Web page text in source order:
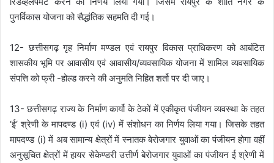
पुनर्विकास योजना को सैद्धांतिक सहमति दी गई।
12- छत्तीसगढ़ गृह निर्माण मण्डल एवं रायपुर विकास प्राधिकरण को आबंटित
शासकीय भूमि पर आवासीय एवं आवासीय/व्यवसायिक योजना में शामिल व्यवसायिक
संपत्ति को फ्री -होल्ड करने की अनुमति निहित शर्तो पर दी जाए।
13- छत्तीसगढ़ राज्य के निर्माण कार्यो के ठेकों में एकीकृत पंजीयन व्यवस्था के तहत
‘ई‘ श्रेणी के मापदण्ड (i) एवं (iv) में संशोधन का निर्णय लिया गया। जिसके तहत
मापदण्ड (i) में अब सामान्य क्षेत्रों में स्नातक बेरोजगार युवाओं का पंजीयन होगा वहीं
अनुसूचित क्षेत्रों में हायर सेकेण्डरी उत्तीर्ण बेरोजगार युवाओं का पंजीयन ई श्रेणी में